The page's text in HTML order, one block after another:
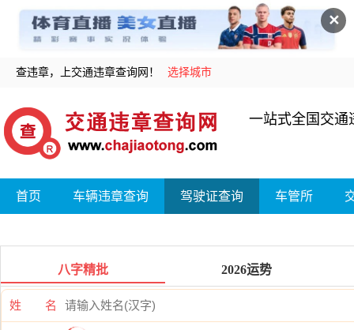
✕
查违章，上交通违章查询网！ 选择城市
一站式全国交通
首页 车辆违章查询 驾驶证查询 车管所
八字精批 2026运势
姓 名